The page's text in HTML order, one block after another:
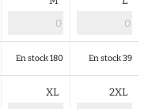
En stock 180 En stock 39
XL 2XL